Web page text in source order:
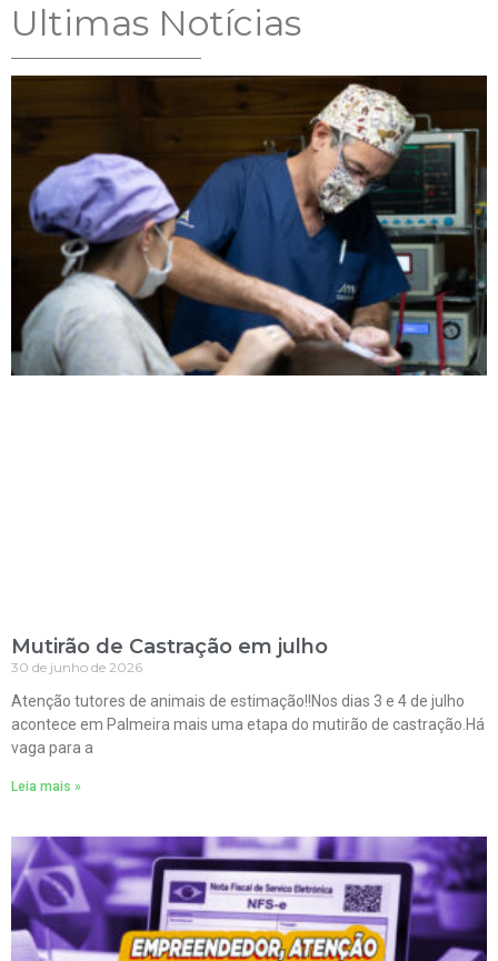
Ultimas Notícias
Mutirão de Castração em julho
30 de junho de 2026
Atenção tutores de animais de estimação!!Nos dias 3 e 4 de julho
acontece em Palmeira mais uma etapa do mutirão de castração.Há
vaga para a
Leia mais »